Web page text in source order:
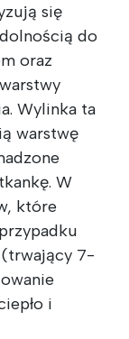
się
do
oraz
Wylinka ta
warstwę
W
które
7-
i